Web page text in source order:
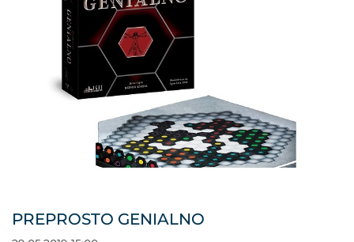
VISOK KONTRAST
POVEČAJ PISAVO
OZNAČI NASLOVE
PREPROSTO GENIALNO